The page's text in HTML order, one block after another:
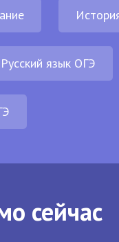
Русский язык ОГЭ
сейчас